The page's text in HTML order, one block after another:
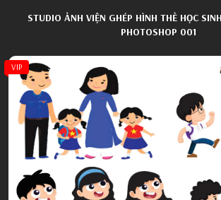
STUDIO ẢNH VIỆN GHÉP HÌNH THẺ HỌC
PHOTOSHOP 001
VIP